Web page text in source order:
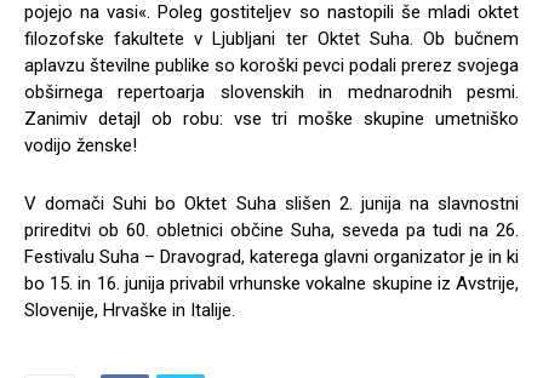
pojejo na vasi«. Poleg gostiteljev so nastopili še mladi oktet
filozofske fakultete v Ljubljani ter Oktet Suha. Ob bučnem
aplavzu številne publike so koroški pevci podali prerez svojega
obširnega repertoarja slovenskih in mednarodnih pesmi.
Zanimiv detajl ob robu: vse tri moške skupine umetniško
vodijo ženske!
V domači Suhi bo Oktet Suha slišen 2. junija na slavnostni
prireditvi ob 60. obletnici občine Suha, seveda pa tudi na 26.
Festivalu Suha – Dravograd, katerega glavni organizator je in ki
bo 15. in 16. junija privabil vrhunske vokalne skupine iz Avstrije,
Slovenije, Hrvaške in Italije.